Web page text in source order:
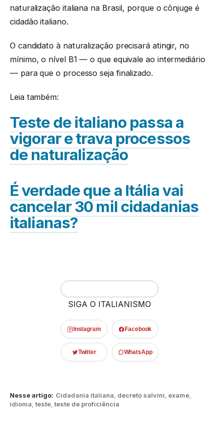
naturalização italiana na Brasil, porque o cônjuge é
cidadão italiano.
O candidato à naturalização precisará atingir, no
mínimo, o nível B1 — o que equivale ao intermediário
— para que o processo seja finalizado.
Leia também:
Teste de italiano passa a
vigorar e trava processos
de naturalização
É verdade que a Itália vai
cancelar 30 mil cidadanias
italianas?
SIGA O ITALIANISMO
Instagram Facebook
Twitter WhatsApp
Nesse artigo: Cidadania italiana, decreto salvini, exame,
idioma, teste, teste de proficiência